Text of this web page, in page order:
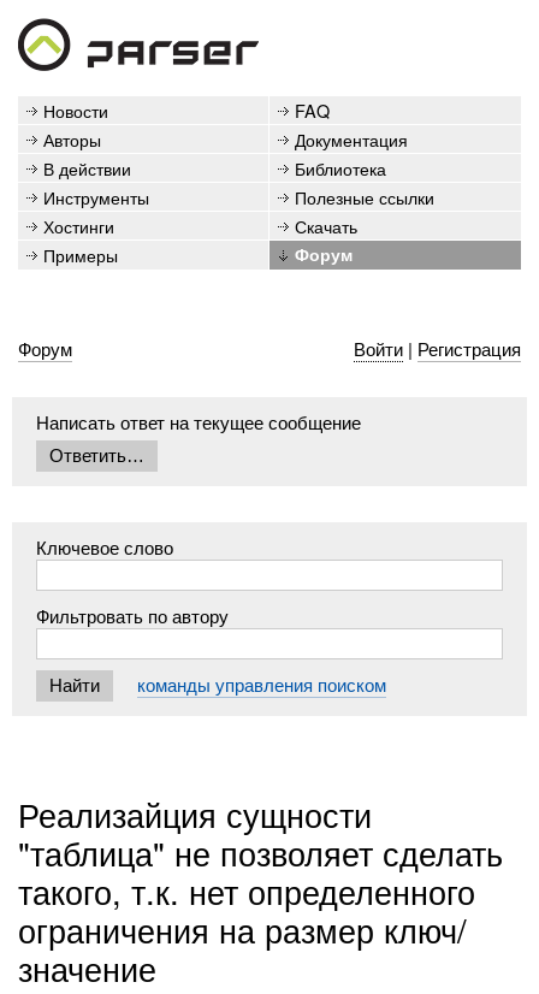
Новости
FAQ
Авторы
Документация
В действии
Библиотека
Инструменты
Полезные ссылки
Хостинги
Скачать
Примеры
Форум
Форум Войти| Регистрация
Написать ответ на текущее сообщение
Ключевое слово
Фильтровать по автору
команды управления поиском
Реализайция сущности
"таблица" не позволяет сделать
такого, т.к. нет определенного
ограничения на размер ключ/
значение